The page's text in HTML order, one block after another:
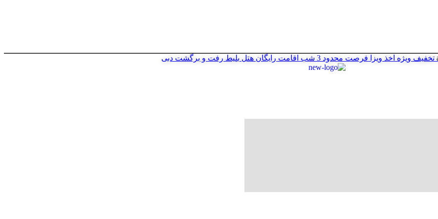
تخفیف ویژه اخذ ویزا فرصت محدود 3 شب اقامت رایگان هتل بلیط رفت و برگشت دبی